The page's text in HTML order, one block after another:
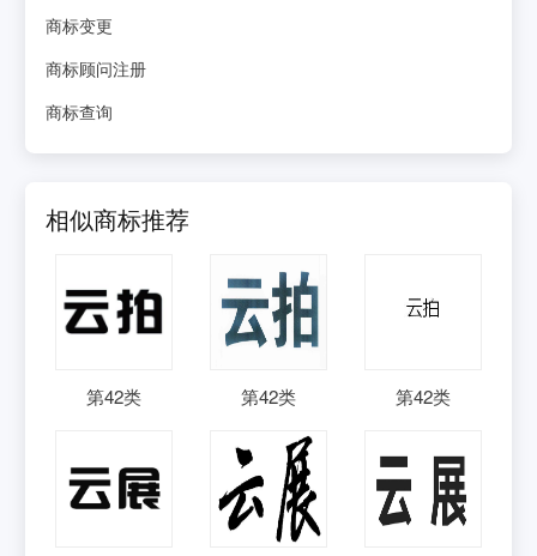
商标变更
商标顾问注册
商标查询
相似商标推荐
第42类 第42类 第42类